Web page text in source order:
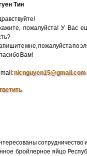
Тин
пожалуйста! У Вас
мне, пожалуйста по
Вам!
mail:nicnguyen15@gmail.com
сотрудничество
бройлерное яйцо